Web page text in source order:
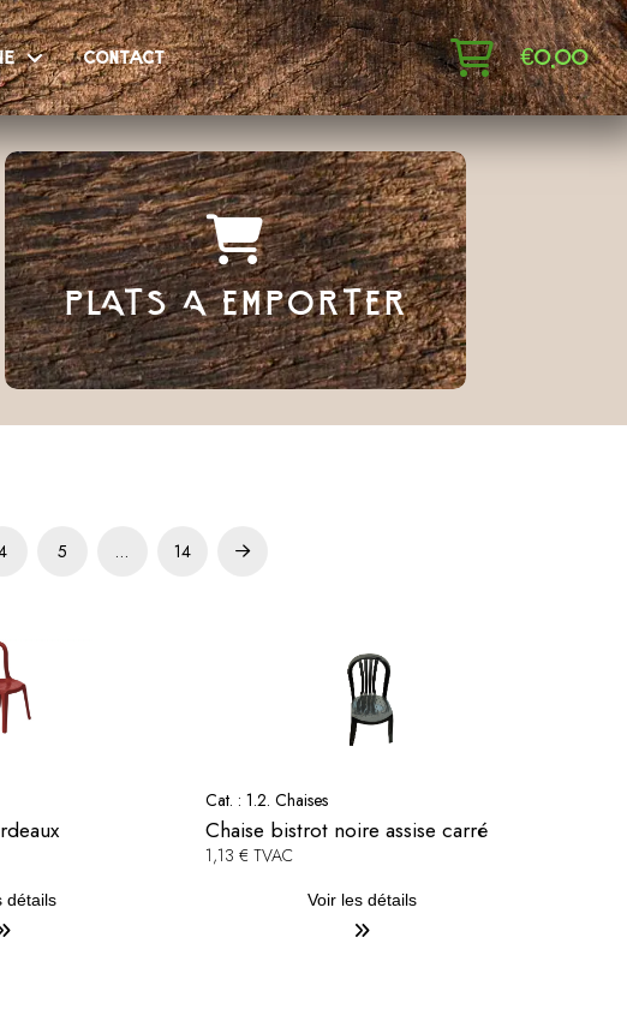
contact €0,00
PLATS A EMPORTER
5 … 14 Next
détails
Cat. :1.2. Chaises
Chaise bistrot noire assise carré
1,13 € TVAC
Voir les détails